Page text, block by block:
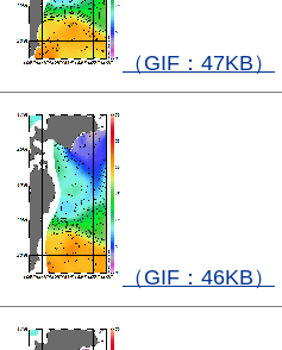
（GIF：47KB）
（GIF：46KB）